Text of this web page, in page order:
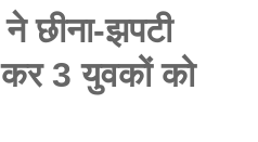
छीना-झपटी
कर 3 युवकों को